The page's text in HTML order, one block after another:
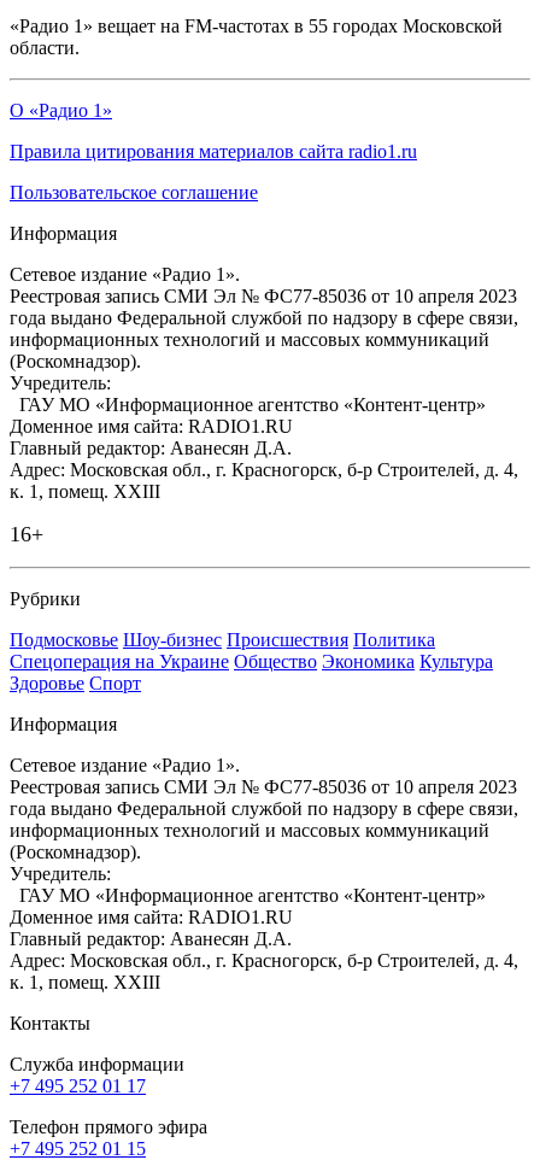
«Радио 1» вещает на FM-частотах в 55 городах Московской
области.
О «Радио 1»
Правила цитирования материалов сайта radio1.ru
Пользовательское соглашение
Информация
Сетевое издание «Радио 1».
Реестровая запись СМИ Эл № ФС77-85036 от 10 апреля 2023
года выдано Федеральной службой по надзору в сфере связи,
информационных технологий и массовых коммуникаций
(Роскомнадзор).
Учредитель:
ГАУ МО «Информационное агентство «Контент-центр»
Доменное имя сайта: RADIO1.RU
Главный редактор: Аванесян Д.А.
Адрес: Московская обл., г. Красногорск, б-р Строителей, д. 4,
к. 1, помещ. XXIII
16+
Рубрики
Подмосковье Шоу-бизнес Происшествия Политика
Спецоперация на Украине Общество Экономика Культура
Здоровье Спорт
Информация
Сетевое издание «Радио 1».
Реестровая запись СМИ Эл № ФС77-85036 от 10 апреля 2023
года выдано Федеральной службой по надзору в сфере связи,
информационных технологий и массовых коммуникаций
(Роскомнадзор).
Учредитель:
ГАУ МО «Информационное агентство «Контент-центр»
Доменное имя сайта: RADIO1.RU
Главный редактор: Аванесян Д.А.
Адрес: Московская обл., г. Красногорск, б-р Строителей, д. 4,
к. 1, помещ. XXIII
Контакты
Служба информации
+7 495 252 01 17
Телефон прямого эфира
+7 495 252 01 15